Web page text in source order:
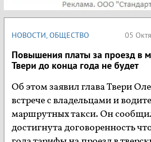
НОВОСТИ, ОБЩЕСТВО 05
Повышения платы за проезд в
Твери до конца года не будет
Об этом заявил глава Твери
встрече с владельцами и
маршрутных такси. Он
достигнута договоренность